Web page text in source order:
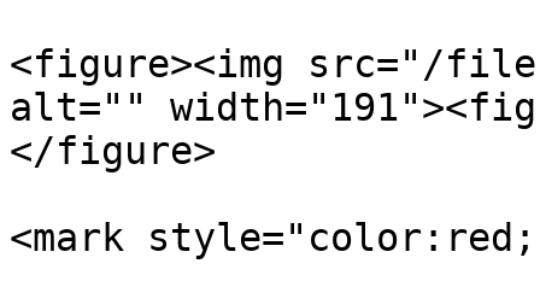
<figure><img src="/files/
alt=""
</figure>
<mark